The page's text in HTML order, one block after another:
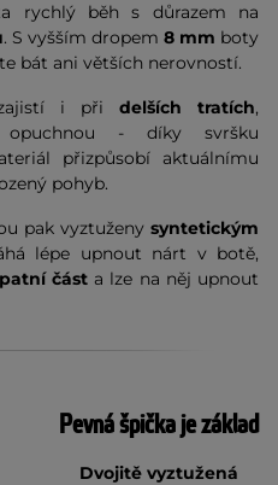
rychlý běh s důrazem na
. S vyšším dropem 8 mm boty
bát ani větších nerovností.
i při delších tratích,
- díky svršku
přizpůsobí aktuálnímu
pohyb.
pak vyztuženy syntetickým
lépe upnout nárt v botě,
část a lze na něj upnout
Pevná špička je základ
Dvojitě vyztužená